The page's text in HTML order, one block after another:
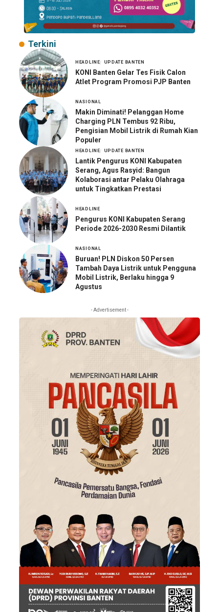
Terkini
HEADLINE UPDATE BANTEN
KONI Banten Gelar Tes Fisik Calon
Atlet Program Promosi PJP Banten
NASIONAL
Makin Diminati! Pelanggan Home
Charging PLN Tembus 92 Ribu,
Pengisian Mobil Listrik di Rumah Kian
Populer
HEADLINE UPDATE BANTEN
Lantik Pengurus KONI Kabupaten
Serang, Agus Rasyid: Bangun
Kolaborasi antar Pelaku Olahraga
untuk Tingkatkan Prestasi
HEADLINE
Pengurus KONI Kabupaten Serang
Periode 2026-2030 Resmi Dilantik
NASIONAL
Buruan! PLN Diskon 50 Persen
Tambah Daya Listrik untuk Pengguna
Mobil Listrik, Berlaku hingga 9
Agustus
- Advertisement -